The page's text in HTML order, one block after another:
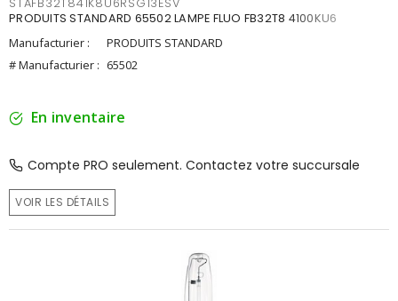
STAFB32T841K8U6RSG13ESV
PRODUITS STANDARD 65502 LAMPE FLUO FB32T8 4100KU6
Manufacturier :
PRODUITS STANDARD
# Manufacturier : 65502
En inventaire
Compte PRO seulement. Contactez votre succursale
VOIR LES DÉTAILS